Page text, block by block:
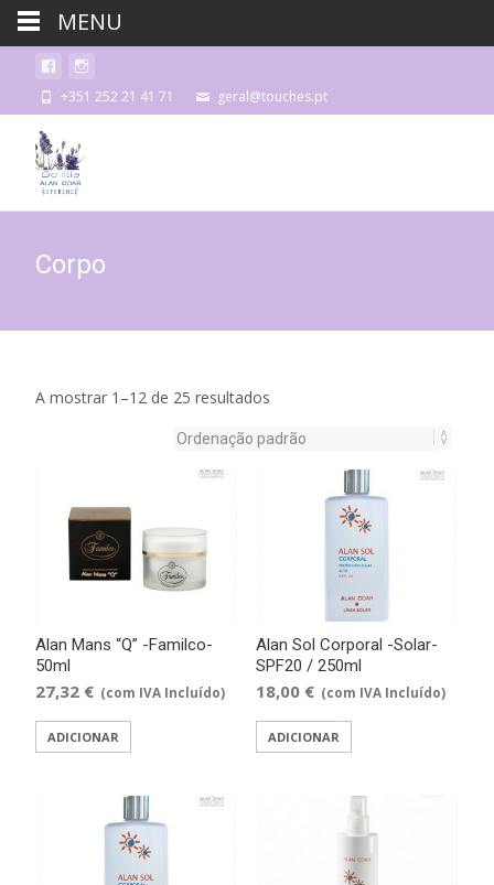
+351 252 21 41 71 geral@touches.pt
Corpo
A mostrar 1–12 de 25 resultados
Alan Mans “Q” -Familco-
50ml
27,32 € (com IVA Incluído)
ADICIONAR
Alan Sol Corporal -Solar-
SPF20 / 250ml
18,00 € (com IVA Incluído)
ADICIONAR
MENU